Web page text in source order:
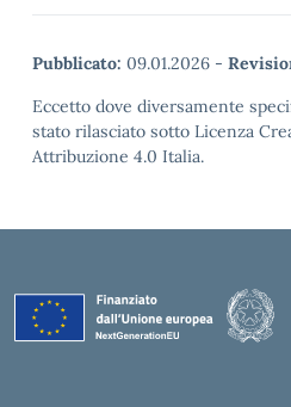
Pubblicato: 09.01.2026 -
Eccetto dove diversamente
stato rilasciato sotto Licenza
Attribuzione 4.0 Italia.